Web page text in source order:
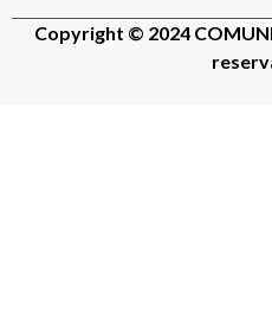
Copyright © 2024